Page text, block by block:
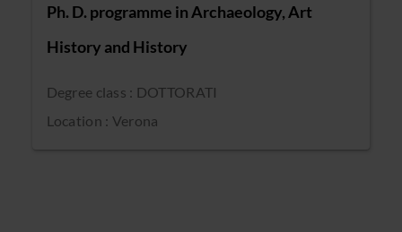
Ph. D. programme in Archaeology, Art
History and History
Degree class : DOTTORATI
Location : Verona